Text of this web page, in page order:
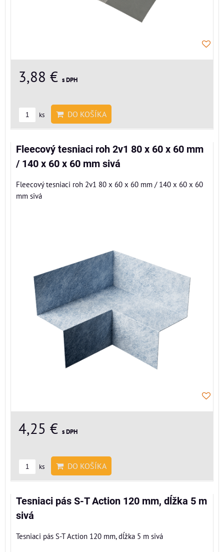
3,88 € s DPH
ks DO KOŠÍKA
Fleecový tesniaci roh 2v1 80 x 60 x 60 mm
/ 140 x 60 x 60 mm sivá
Fleecový tesniaci roh 2v1 80 x 60 x 60 mm / 140 x 60 x 60
mm sivá
4,25 € s DPH
ks DO KOŠÍKA
Tesniaci pás S-T Action 120 mm, dĺžka 5 m
sivá
Tesniaci pás S-T Action 120 mm, dĺžka 5 m sivá